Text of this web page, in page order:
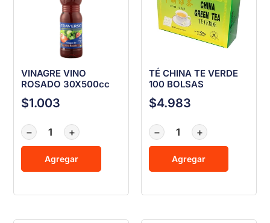
VINAGRE VINO
ROSADO 30X500cc
$1.003
− +
Agregar
TÉ CHINA TE VERDE
100 BOLSAS
$4.983
− +
Agregar